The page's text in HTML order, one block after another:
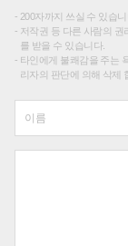
200자까지 쓰실 수 있습
저작권 등 다른 사람의
를 받을 수 있습니다.
타인에게 불쾌감을 주는
리자의 판단에 의해 삭제